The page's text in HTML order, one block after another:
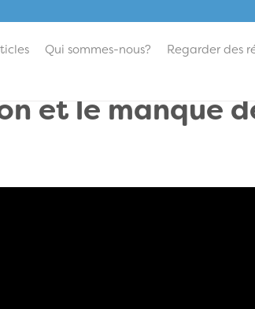
Qui sommes-nous?
Regarder des
et le manque